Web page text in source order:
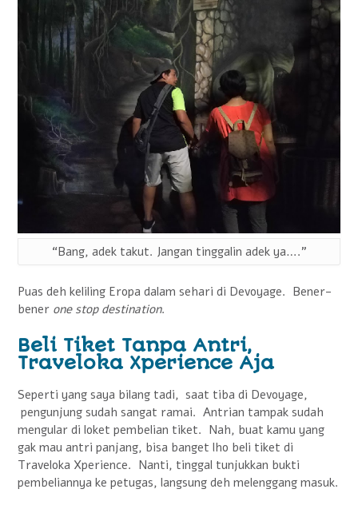
“Bang, adek takut. Jangan tinggalin adek ya….”
Puas deh keliling Eropa dalam sehari di Devoyage. Bener-
bener one stop destination.
Beli Tiket Tanpa Antri,
Traveloka Xperience Aja
Seperti yang saya bilang tadi, saat tiba di Devoyage,
pengunjung sudah sangat ramai. Antrian tampak sudah
mengular di loket pembelian tiket. Nah, buat kamu yang
gak mau antri panjang, bisa banget lho beli tiket di
Traveloka Xperience. Nanti, tinggal tunjukkan bukti
pembeliannya ke petugas, langsung deh melenggang masuk.